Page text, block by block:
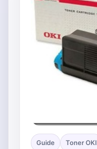
Guide Toner OKI